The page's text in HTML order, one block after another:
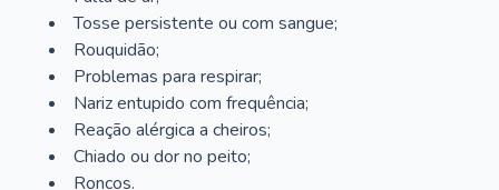
Tosse persistente ou com sangue;
Rouquidão;
Problemas para respirar;
Nariz entupido com frequência;
Reação alérgica a cheiros;
Chiado ou dor no peito;
Roncos.